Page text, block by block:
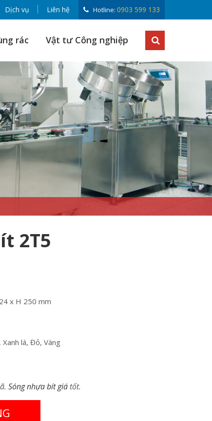
Hotline: 0903 599 133
Dịch vụ Liên hệ
rác Vật tư Công nghiệp
2T5
x H 250 mm
lá, Đỏ, Vàng
Sóng nhựa bít giá tốt.